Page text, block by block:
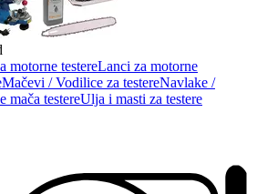
motorne testereLanci za motorne
Mačevi / Vodilice za testereNavlake /
mača testereUlja i masti za testere